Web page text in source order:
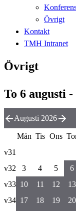
Övrigt
Kontakt
TMH Intranet
Övrigt
To 6 augusti
Augusti 2026
Mån Tis Ons
v31
v32
3 4 5 6
v33 10 11 12 13
v34 17 18 19 20